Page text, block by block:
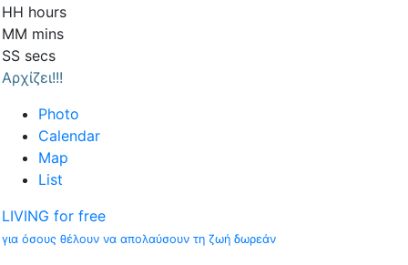
HH hours
MM mins
SS secs
Αρχίζει!!!
Photo
Calendar
Map
List
LIVING for free
για όσους θέλουν να απολαύσουν τη ζωή δωρεάν